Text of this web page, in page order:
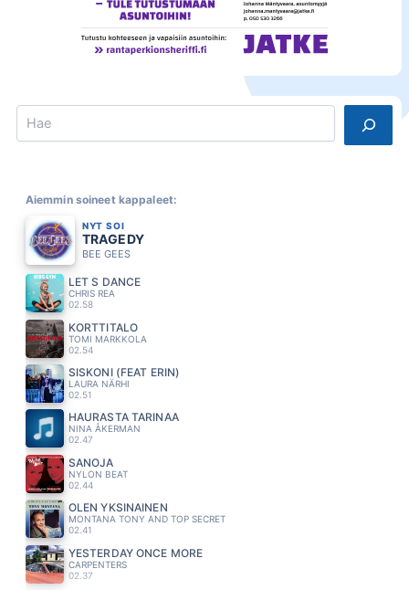
Search
Aiemmin soineet kappaleet:
NYT SOI
TRAGEDY
BEE GEES
LET S DANCE
CHRIS REA
02.58
KORTTITALO
TOMI MARKKOLA
02.54
SISKONI (FEAT ERIN)
LAURA NÄRHI
02.51
HAURASTA TARINAA
NINA ÅKERMAN
02.47
SANOJA
NYLON BEAT
02.44
OLEN YKSINAINEN
MONTANA TONY AND TOP SECRET
02.41
YESTERDAY ONCE MORE
CARPENTERS
02.37